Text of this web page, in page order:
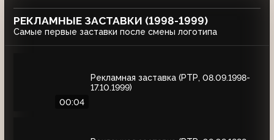
РЕКЛАМНЫЕ ЗАСТАВКИ (1998-1999)
Самые первые заставки после смены логотипа
00:04
Рекламная заставка (РТР, 08.09.1998-
17.10.1999)